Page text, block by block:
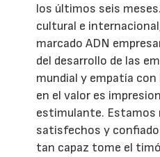
los últimos seis
cultural e
marcado ADN
del desarrollo de las
mundial y empatía
en el valor es
estimulante. Estamos
satisfechos y
tan capaz tome el